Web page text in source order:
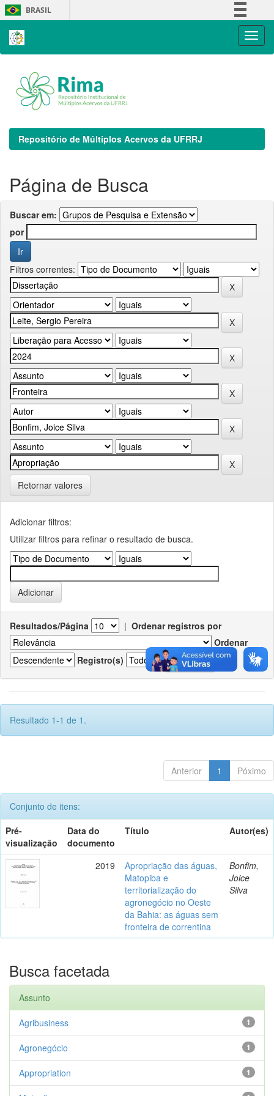
Skip
navigation
BRASIL
Repositório de Múltiplos Acervos da UFRRJ
Página de Busca
Buscar em:
por
Filtros correntes:
Retornar valores
Adicionar filtros:
Utilizar filtros para refinar o resultado de busca.
Resultados/Página | Ordenar registros por
Ordenar
Registro(s)
Resultado 1-1 de 1.
Anterior 1 Póximo
Conjunto de itens:
Pré-
visualização
Data do
documento
Título Autor(es)
2019
Apropriação das águas,
Matopiba e
territorialização do
agronegócio no Oeste
da Bahia: as águas sem
fronteira de correntina
Bonfim,
Joice
Silva
Busca facetada
Assunto
1
Agribusiness
1
Agronegócio
1
Appropriation